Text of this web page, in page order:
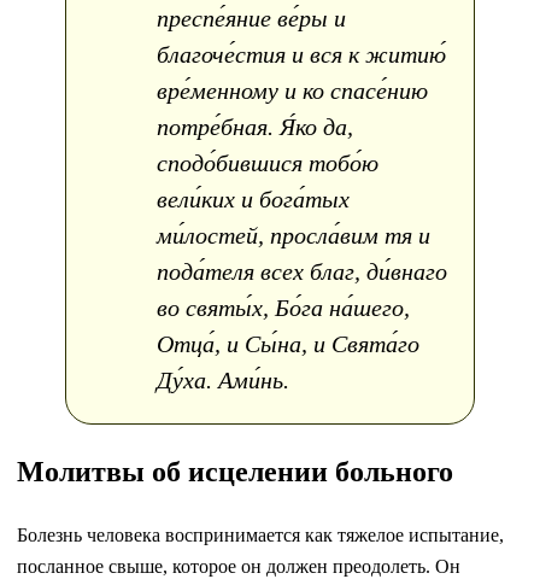
преспе́яние ве́ры и
благоче́стия и вся к житию́
вре́менному и ко спасе́нию
потре́бная. Я́ко да,
сподо́бившися тобо́ю
вели́ких и бога́тых
ми́лостей, просла́вим тя и
пода́теля всех благ, ди́внаго
во святы́х, Бо́га на́шего,
Отца́, и Сы́на, и Свята́го
Ду́ха. Ами́нь.
Молитвы об исцелении больного
Болезнь человека воспринимается как тяжелое испытание,
посланное свыше, которое он должен преодолеть. Он